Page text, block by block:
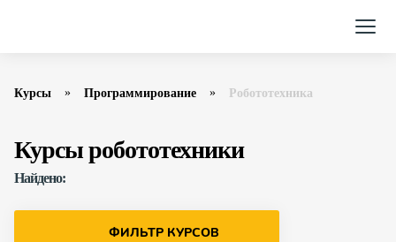
Курсы Программирование Робототехника
Курсы робототехники
Найдено:
ФИЛЬТР КУРСОВ